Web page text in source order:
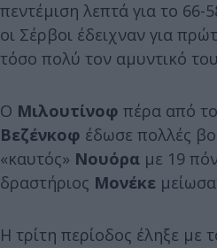
πεντέμιση λεπτά για το
οι Σέρβοι έδειχναν για
τόσο πολύ τον αμυντικό
Ο Μιλουτίνοφ πέρα από
Βεζένκοφ έδωσε πολλές
«καυτός» Νουόρα με 19
δραστήριος Μονέκε
Η τρίτη περίοδος έληξε με